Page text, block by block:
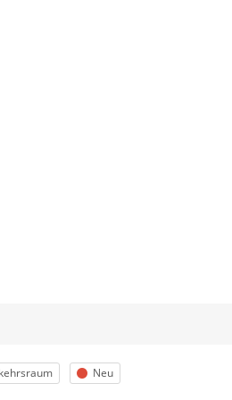
Status
Neu